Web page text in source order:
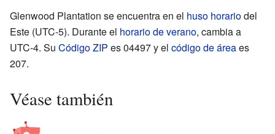
Glenwood Plantation se encuentra en el huso horariodel
Este (UTC-5). Durante el horario de verano, cambia a
UTC-4. Su Código ZIP es 04497 y el código de áreaes
207.
Véase también